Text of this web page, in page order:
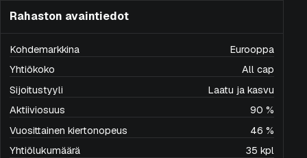
Rahaston avaintiedot
Kohdemarkkina
Eurooppa
Yhtiökoko
All cap
Sijoitustyyli
Laatu ja kasvu
Aktiiviosuus
90 %
Vuosittainen kiertonopeus
46 %
Yhtiölukumäärä
35 kpl